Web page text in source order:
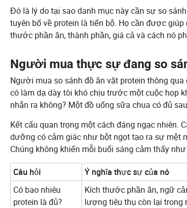
Đó là lý do tại sao danh mục này cần sự so
tuyên bố về protein là tiến bộ. Họ cần được
thước phần ăn, thành phần, giá cả và cách nó
Người mua thực sự đang so
Người mua so sánh đồ ăn vặt protein thông
có làm dạ dày tôi khó chịu trước một cuộc họp
nhận ra không? Một đồ uống sữa chua có đủ
Kết cấu quan trọng một cách đáng ngạc nhiên.
dưỡng có cảm giác như bột ngọt tạo ra sự mệt
Chúng không khiến mỗi buổi sáng cảm thấy
Câu hỏi Ý nghĩa thực sự của nó
Có bao nhiêu
protein là đủ?
Kích thước phần ăn, ngữ
lượng tiêu thụ còn lại trong